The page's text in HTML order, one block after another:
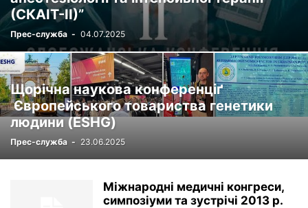
(СКАІТ-ІІ)”
Прес-служба - 04.07.2025
Щорічна наукова конференціґ
Європейського товариства генетики
людини (ESHG)
Прес-служба - 23.06.2025
Міжнародні медичні конгреси,
симпозіуми та зустрічі 2013 р.